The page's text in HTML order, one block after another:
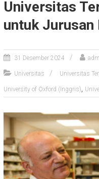
Universitas
untuk Jurusan
31 Desember 2024
Universitas Universitas
University of Oxford (Inggris),